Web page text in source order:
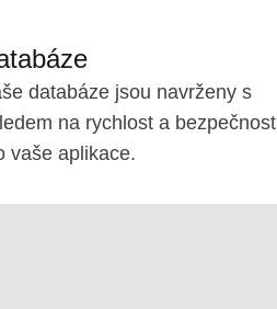
databáze jsou navrženy s
na rychlost a bezpečnost
vaše aplikace.